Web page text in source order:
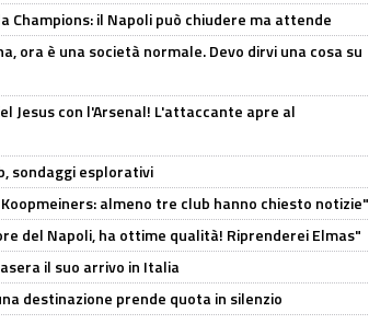
Champions: il Napoli può chiudere ma attende
ora è una società normale. Devo dirvi una cosa su
Jesus con l'Arsenal! L'attaccante apre al
sondaggi esplorativi
almeno tre club hanno chiesto notizie"
del Napoli, ha ottime qualità! Riprenderei Elmas"
il suo arrivo in Italia
destinazione prende quota in silenzio